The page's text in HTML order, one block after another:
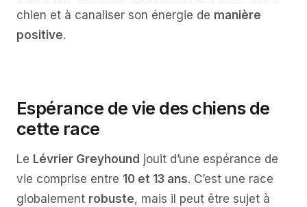
chien et à canaliser son énergie de manière
positive.
Espérance de vie des chiens de
cette race
Le Lévrier Greyhound jouit d’une espérance de
vie comprise entre 10 et 13 ans. C’est une race
globalement robuste, mais il peut être sujet à